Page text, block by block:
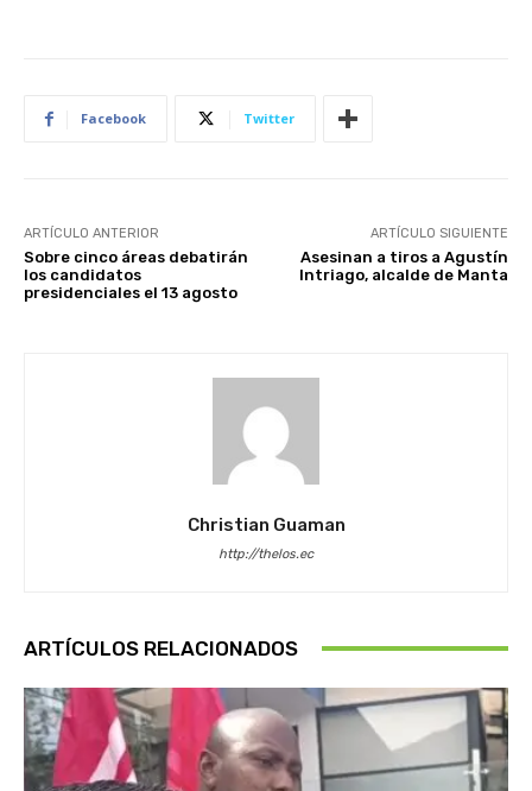
Facebook Twitter
ARTÍCULO ANTERIOR
Sobre cinco áreas debatirán
los candidatos
presidenciales el 13 agosto
ARTÍCULO SIGUIENTE
Asesinan a tiros a Agustín
Intriago, alcalde de Manta
Christian Guaman
http://thelos.ec
ARTÍCULOS RELACIONADOS